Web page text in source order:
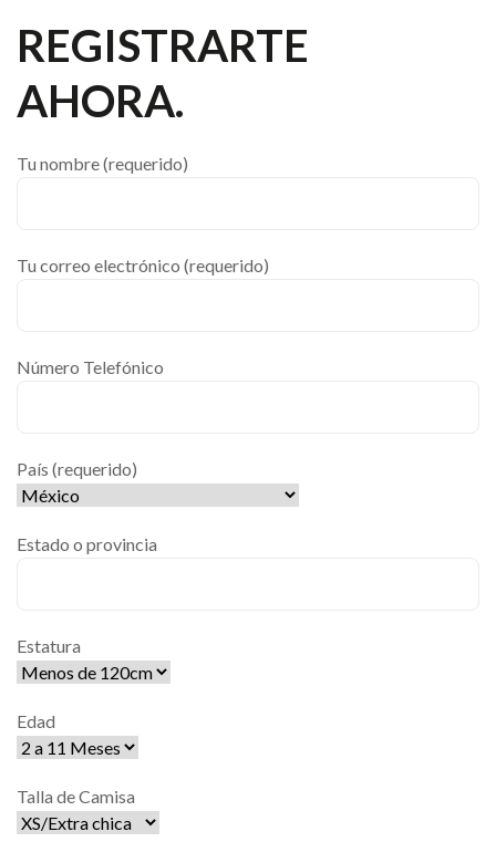
REGISTRARTE
AHORA.
Tu nombre (requerido)
Tu correo electrónico (requerido)
Número Telefónico
País (requerido)
Estado o provincia
Estatura
Edad
Talla de Camisa